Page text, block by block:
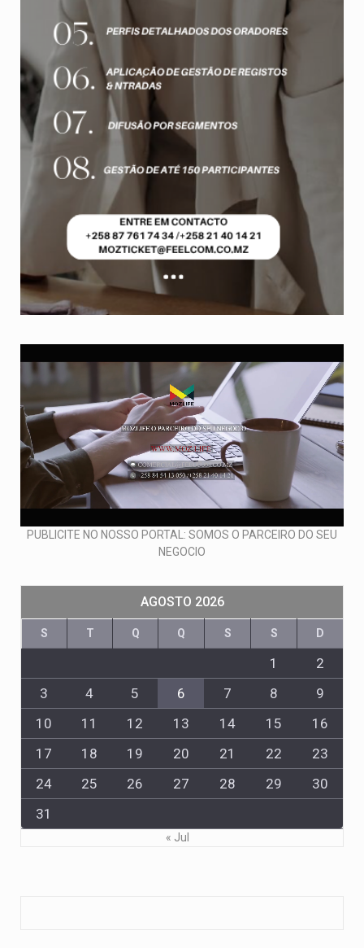
PUBLICITE NO NOSSO PORTAL: SOMOS O PARCEIRO DO SEU
NEGOCIO
AGOSTO 2026
S T Q Q S S D
1
2
3
4 5 6 7 8
9
10
11 12 13 14 15
16
17
18 19 20 21 22
23
24
25 26 27 28 29
30
31
« Jul